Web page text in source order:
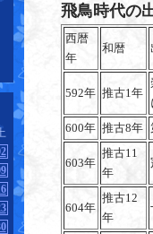
飛鳥時代の
西暦
年
和暦
592年 推古1年
600年 推古8年
603年
推古11
年
604年
推古12
年